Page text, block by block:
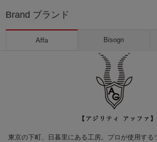
Brand ブランド
Affa Bisogn
東京の下町、日暮里にある工房。プロが使用する